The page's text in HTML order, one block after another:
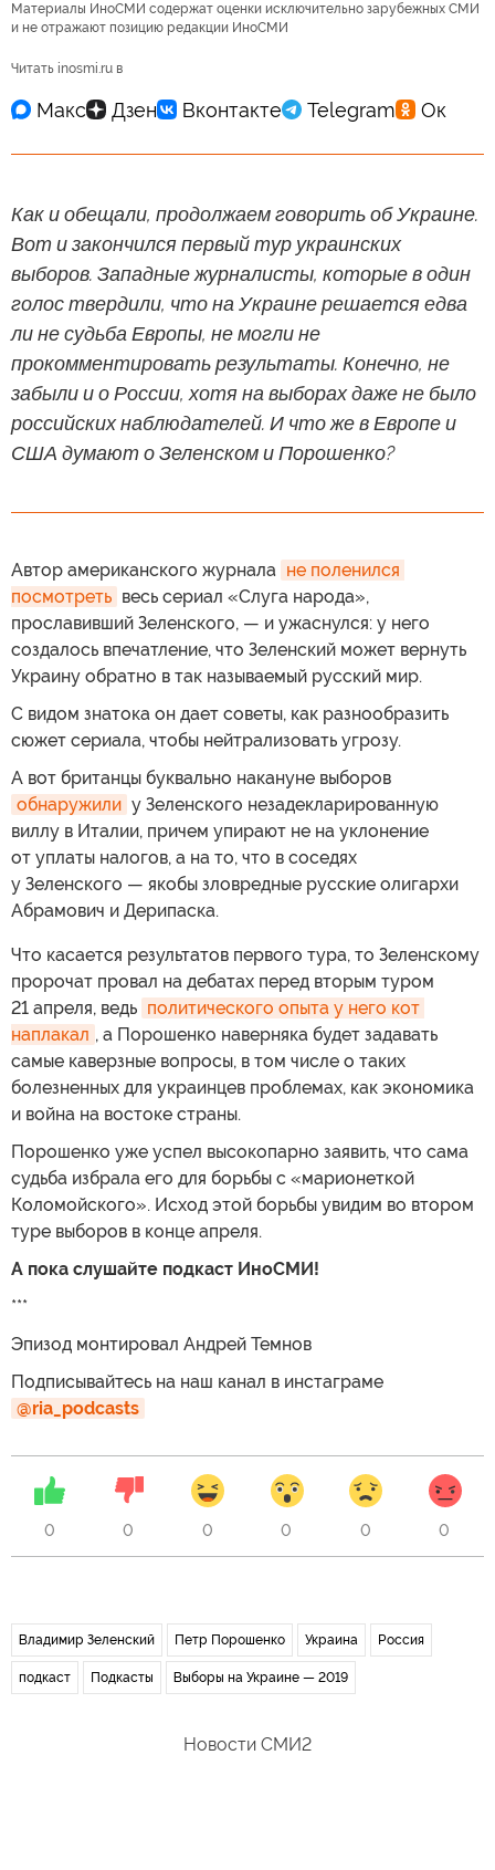
Материалы ИноСМИ содержат оценки исключительно зарубежных СМИ
и не отражают позицию редакции ИноСМИ
Читать inosmi.ru в
Как и обещали, продолжаем говорить об Украине.
Вот и закончился первый тур украинских
выборов. Западные журналисты, которые в один
голос твердили, что на Украине решается едва
ли не судьба Европы, не могли не
прокомментировать результаты. Конечно, не
забыли и о России, хотя на выборах даже не было
российских наблюдателей. И что же в Европе и
США думают о Зеленском и Порошенко?
Автор американского журнала не поленился
посмотреть весь сериал «Слуга народа»,
прославивший Зеленского, — и ужаснулся: у него
создалось впечатление, что Зеленский может вернуть
Украину обратно в так называемый русский мир.
С видом знатока он дает советы, как разнообразить
сюжет сериала, чтобы нейтрализовать угрозу.
А вот британцы буквально накануне выборов
обнаружили у Зеленского незадекларированную
виллу в Италии, причем упирают не на уклонение
от уплаты налогов, а на то, что в соседях
у Зеленского — якобы зловредные русские олигархи
Абрамович и Дерипаска.
Что касается результатов первого тура, то Зеленскому
пророчат провал на дебатах перед вторым туром
21 апреля, ведь политического опыта у него кот
наплакал , а Порошенко наверняка будет задавать
самые каверзные вопросы, в том числе о таких
болезненных для украинцев проблемах, как экономика
и война на востоке страны.
Порошенко уже успел высокопарно заявить, что сама
судьба избрала его для борьбы с «марионеткой
Коломойского». Исход этой борьбы увидим во втором
туре выборов в конце апреля.
А пока слушайте подкаст ИноСМИ!
***
Эпизод монтировал Андрей Темнов
Подписывайтесь на наш канал в инстаграме
@ria_podcasts
0 0 0 0 0 0
Владимир Зеленский Петр Порошенко Украина Россия
подкаст Подкасты Выборы на Украине — 2019
Новости СМИ2